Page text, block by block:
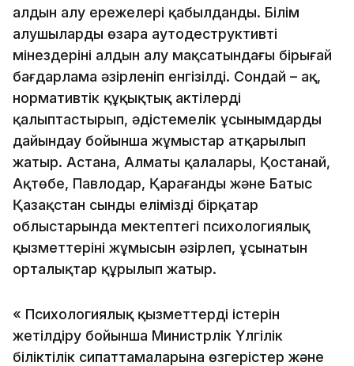
алдын алу ережелері қабылданды. Білім
алушылардың өзара аутодеструктивті
мінездерінің алдын алу мақсатындағы бірыңғай
бағдарлама әзірленіп енгізілді. Сондай – ақ,
нормативтік құқықтық актілерді
қалыптастырып, әдістемелік ұсынымдарды
дайындау бойынша жұмыстар атқарылып
жатыр. Астана, Алматы қалалары, Қостанай,
Ақтөбе, Павлодар, Қарағанды және Батыс
Қазақстан сынды еліміздің бірқатар
облыстарында мектептегі психологиялық
қызметтерінің жұмысын әзірлеп, ұсынатын
орталықтар құрылып жатыр.
« Психологиялық қызметтердің істерін
жетілдіру бойынша Министрлік Үлгілік
біліктілік сипаттамаларына өзгерістер және